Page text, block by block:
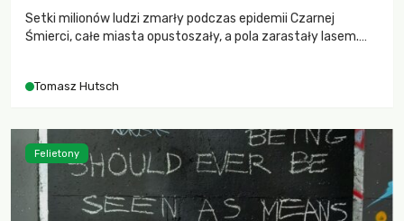
Setki milionów ludzi zmarły podczas epidemii Czarnej
Śmierci, całe miasta opustoszały, a pola zarastały lasem.
największych katastrof w swoich dziejach.
Tomasz Hutsch
Felietony